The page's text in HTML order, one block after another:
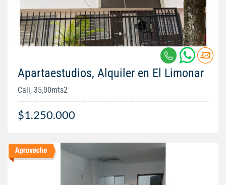
Apartaestudios, Alquiler en El Limonar
Cali, 35,00mts2
$1.250.000